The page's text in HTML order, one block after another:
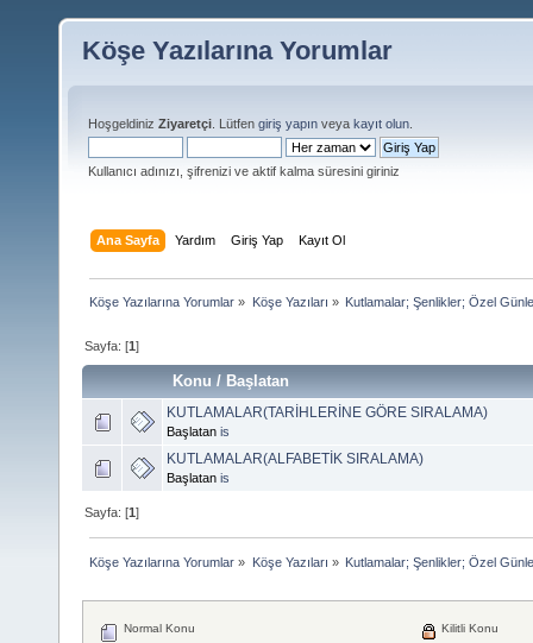
Köşe Yazılarına Yorumlar
Hoşgeldiniz Ziyaretçi . Lütfen giriş yapın veya kayıt olun
Kullanıcı adınızı, şifrenizi ve aktif kalma süresini giriniz
Ana Sayfa Yardım Giriş Yap Kayıt Ol
Köşe Yazılarına Yorumlar » Köşe Yazıları » Kutlamalar; Şenlikler; Özel
Sayfa: [1]
Konu /Başlatan
KUTLAMALAR(TARİHLERİNE GÖRE SIRALAMA)
Başlatan is
KUTLAMALAR(ALFABETİK SIRALAMA)
Başlatan is
Sayfa: [1]
Köşe Yazılarına Yorumlar » Köşe Yazıları » Kutlamalar; Şenlikler; Özel
Normal Konu
Kilitli Konu